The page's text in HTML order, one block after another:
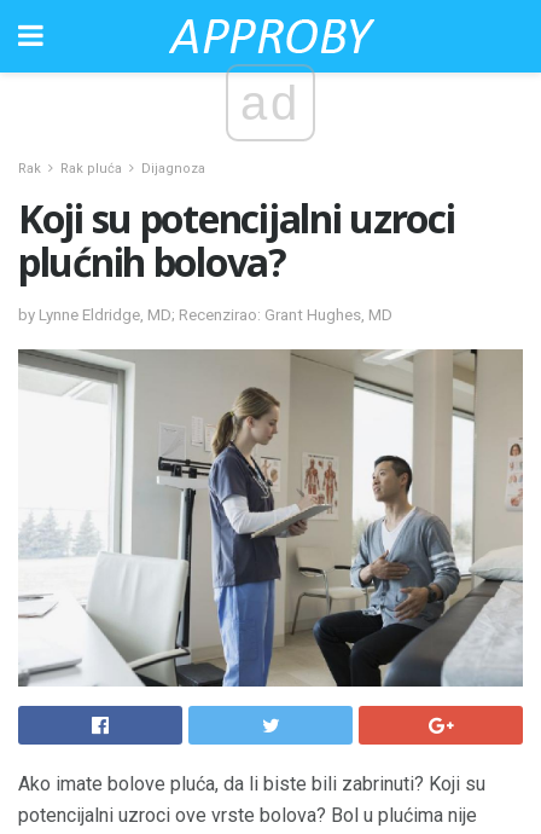
ad
Rak Rak pluća Dijagnoza
Koji su potencijalni uzroci
plućnih bolova?
by Lynne Eldridge, MD; Recenzirao: Grant Hughes, MD
Ako imate bolove pluća, da li biste bili zabrinuti? Koji su
potencijalni uzroci ove vrste bolova? Bol u plućima nije